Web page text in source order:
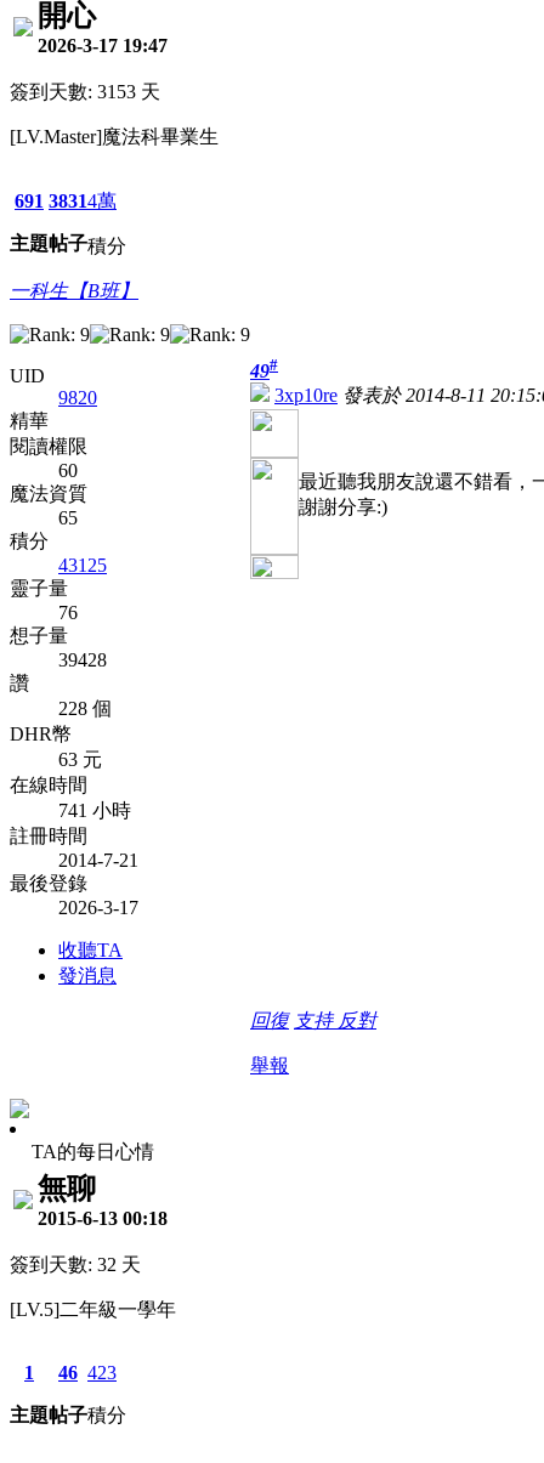
開心
2026-3-17 19:47
簽到天數: 3153 天
[LV.Master]魔法科畢業生
691
主題
3831
帖子
4萬
積分
一科生【B班】
UID
9820
精華
閱讀權限
60
魔法資質
65
積分
43125
靈子量
76
想子量
39428
讚
228 個
DHR幣
63 元
在線時間
741 小時
註冊時間
2014-7-21
最後登錄
2026-3-17
收聽TA
發消息
49#
3xp10re 發表於 2014-8-11
最近聽我朋友說還不錯看，
謝謝分享:)
回復 支持 反對
舉報
TA的每日心情
無聊
2015-6-13 00:18
簽到天數: 32 天
[LV.5]二年級一學年
1
主題
46
帖子
423
積分